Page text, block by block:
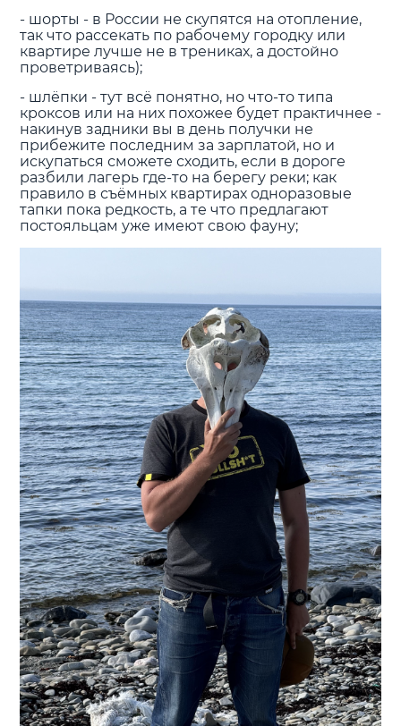
- шорты - в России не скупятся на отопление,
так что рассекать по рабочему городку или
квартире лучше не в трениках, а достойно
проветриваясь);
- шлёпки - тут всё понятно, но что-то типа
кроксов или на них похожее будет практичнее -
накинув задники вы в день получки не
прибежите последним за зарплатой, но и
искупаться сможете сходить, если в дороге
разбили лагерь где-то на берегу реки; как
правило в съёмных квартирах одноразовые
тапки пока редкость, а те что предлагают
постояльцам уже имеют свою фауну;